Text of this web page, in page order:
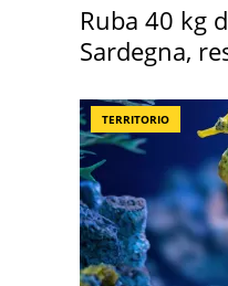
Ruba 40 kg
Sardegna,
TERRITORIO